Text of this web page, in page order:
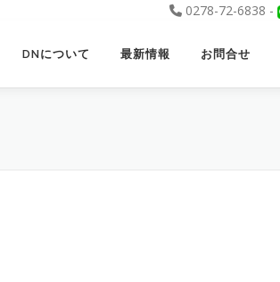
0278-72-6838 -
DNについて 最新情報 お問合せ